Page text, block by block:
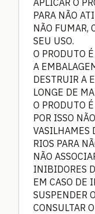
PARA NÃO
NÃO FUMAR,
SEU USO.
O PRODUTO
A
DESTRUIR A
LONGE DE
O PRODUTO
POR ISSO
VASILHAMES
RIOS PARA
NÃO
INIBIDORES
EM CASO DE
SUSPENDER
CONSULTAR